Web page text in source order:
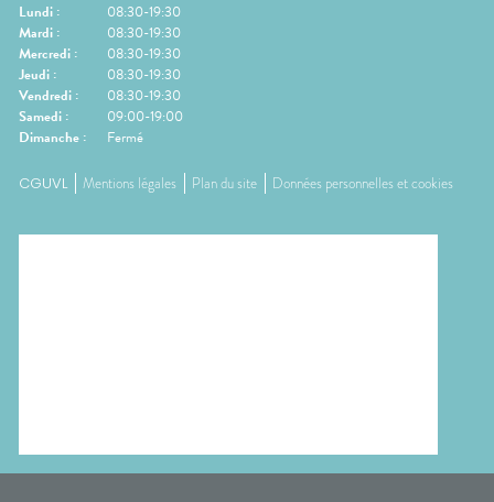
Lundi :
08:30-19:30
Mardi :
08:30-19:30
Mercredi :
08:30-19:30
Jeudi :
08:30-19:30
Vendredi :
08:30-19:30
Samedi :
09:00-19:00
Dimanche : Fermé
CGUVL Mentions légales Plan du site Données personnelles et cookies